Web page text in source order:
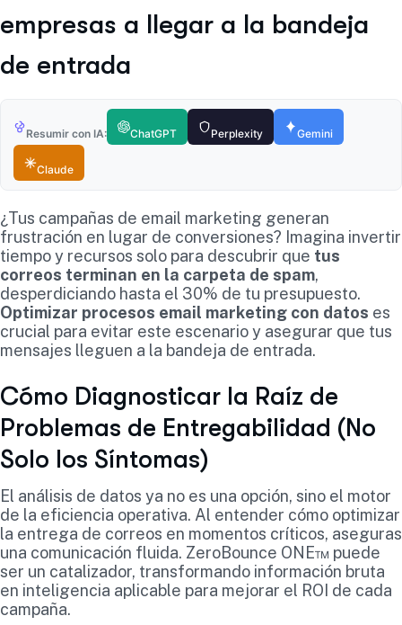
empresas a llegar a la bandeja
de entrada
Resumir con IA: ChatGPT Perplexity Gemini
Claude
¿Tus campañas de email marketing generan
frustración en lugar de conversiones? Imagina invertir
tiempo y recursos solo para descubrir que tus
correos terminan en la carpeta de spam,
desperdiciando hasta el 30% de tu presupuesto.
Optimizar procesos email marketing con datos es
crucial para evitar este escenario y asegurar que tus
mensajes lleguen a la bandeja de entrada.
Cómo Diagnosticar la Raíz de
Problemas de Entregabilidad (No
Solo los Síntomas)
El análisis de datos ya no es una opción, sino el motor
de la eficiencia operativa. Al entender cómo optimizar
la entrega de correos en momentos críticos, aseguras
una comunicación fluida. ZeroBounce ONE™ puede
ser un catalizador, transformando información bruta
en inteligencia aplicable para mejorar el ROI de cada
campaña.